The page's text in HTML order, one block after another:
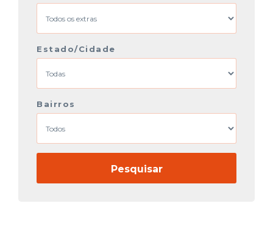
Estado/Cidade
Bairros